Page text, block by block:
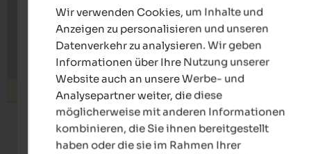
ab 125 €
GERMAN
Wir verwenden Cookies, um Inhalte und
Anzeigen zu personalisieren und unseren
Datenverkehr zu analysieren. Wir geben
Informationen über Ihre Nutzung unserer
Website auch an unsere Werbe- und
Analysepartner weiter, die diese
möglicherweise mit anderen Informationen
kombinieren, die Sie ihnen bereitgestellt
haben oder die sie im Rahmen Ihrer